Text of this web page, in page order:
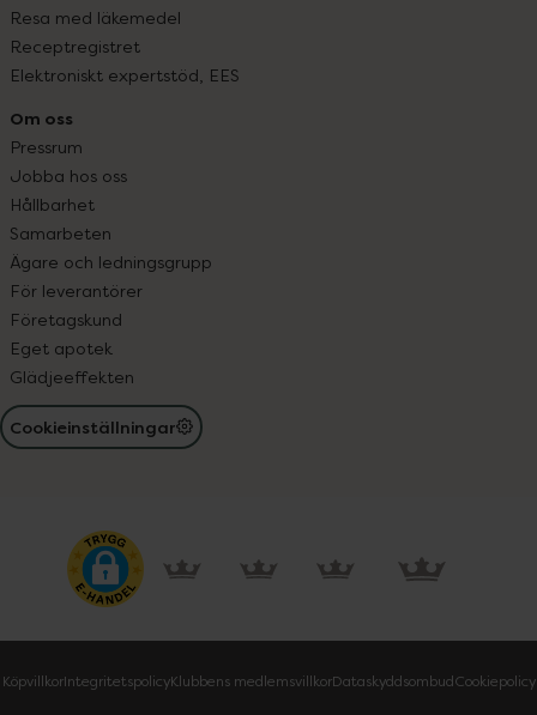
Resa med läkemedel
Receptregistret
Elektroniskt expertstöd, EES
Om oss
Pressrum
Jobba hos oss
Hållbarhet
Samarbeten
Ägare och ledningsgrupp
För leverantörer
Företagskund
Eget apotek
Glädjeeffekten
Cookieinställningar
KöpvillkorIntegritetspolicyKlubbens medlemsvillkorDataskyddsombudCookiepolicy